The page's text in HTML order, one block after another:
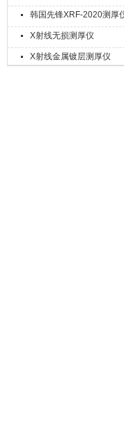
上海精诚兴仪器仪表有限公司
韩国先锋XRF-2020测厚
X射线无损测厚仪
X射线金属镀层测厚仪